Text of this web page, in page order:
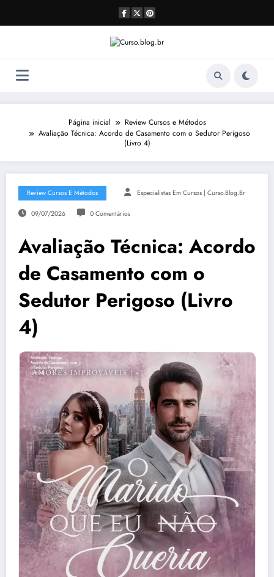
o
Página inicial
Review Cursos e Métodos
Avaliação Técnica: Acordo de Casamento com o Sedutor Perigoso
(Livro 4)
Review Cursos E Métodos Especialistas Em Cursos | Curso.blog.br
09/07/2026 0 Comentários
Avaliação Técnica: Acordo
de Casamento com o
Sedutor Perigoso (Livro
4)